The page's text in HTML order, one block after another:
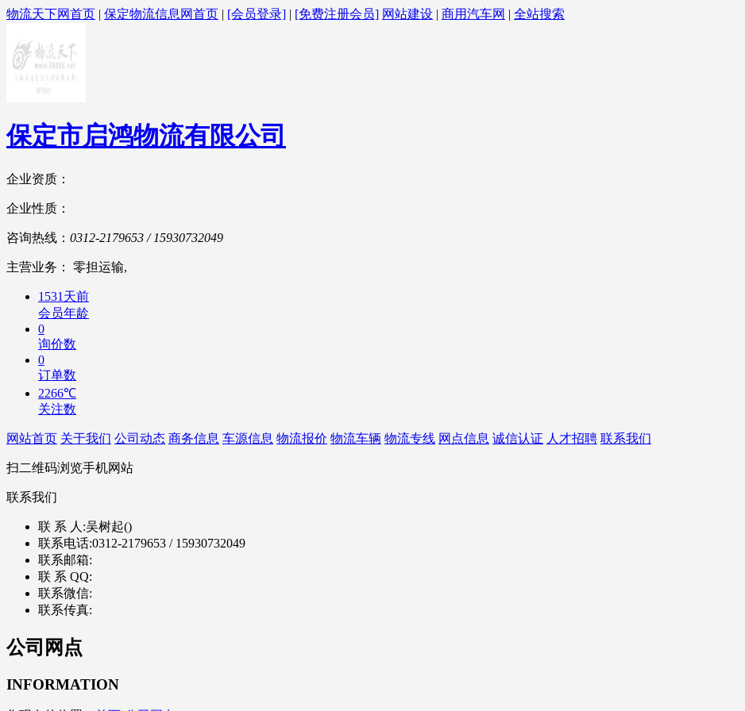
物流天下网首页 | 保定物流信息网首页 | [会员登录] | [免费注册会员] 网站建设 | 商用汽车网 | 全站搜索
保定市启鸿物流有限公司
企业资质：
企业性质：
咨询热线： 0312-2179653 / 15930732049
主营业务： 零担运输,
1531天前
会员年龄
0
询价数
0
订单数
2266℃
关注数
网站首页 关于我们 公司动态 商务信息 车源信息 物流报价 物流车辆 物流专线 网点信息 诚信认证 人才招聘 联系我们
扫二维码浏览手机网站
联系我们
联 系 人:吴树起()
联系电话:0312-2179653 / 15930732049
联系邮箱:
联 系 QQ:
联系微信:
联系传真:
公司网点
INFORMATION